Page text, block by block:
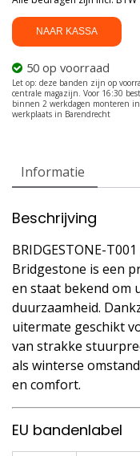
NAAR KASSA
50 op voorraad
Informatie
Beschrijving
BRIDGESTONE-
Bridgestone is een
en staat bekend om
duurzaamheid.
uitermate geschikt
van strakke
als winterse
en comfort.
EU bandenlabel